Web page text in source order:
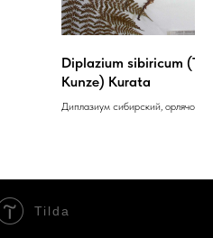
Diplazium sibiricum
Kunze) Kurata
Диплазиум сибирский, орлячок
Tilda